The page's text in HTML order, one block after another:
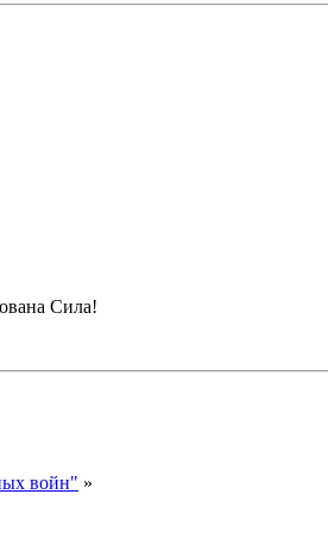
Сила!
войн" »